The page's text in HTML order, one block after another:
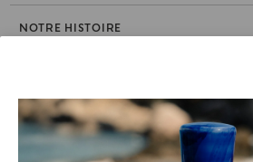
NOTRE HISTOIRE